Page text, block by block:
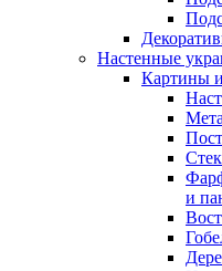
Настенные
Картины
и